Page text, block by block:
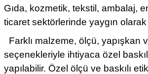
Gıda, kozmetik, tekstil, ambalaj,
ticaret sektörlerinde yaygın
Farklı malzeme, ölçü, yapışkan
seçenekleriyle ihtiyaca özel
yapılabilir. Özel ölçü ve baskılı